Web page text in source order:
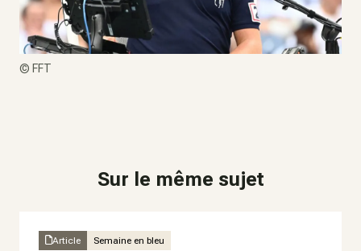
© FFT
Sur le même sujet
Article Semaine en bleu